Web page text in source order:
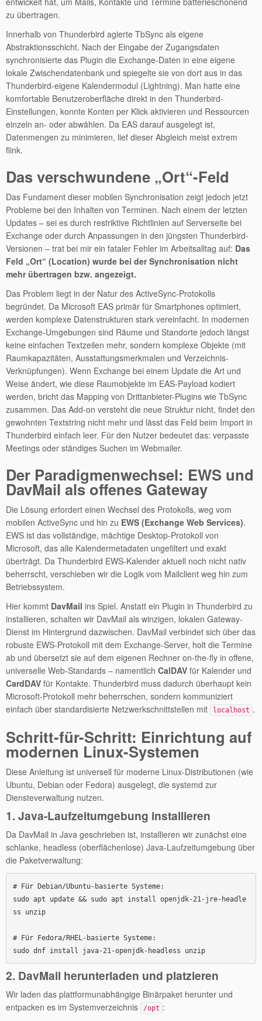
zu übertragen.
Innerhalb von Thunderbird agierte TbSync als eigene
Abstraktionsschicht. Nach der Eingabe der Zugangsdaten
synchronisierte das Plugin die Exchange-Daten in eine eigene
lokale Zwischendatenbank und spiegelte sie von dort aus in das
Thunderbird-eigene Kalendermodul (Lightning). Man hatte eine
komfortable Benutzeroberfläche direkt in den Thunderbird-
Einstellungen, konnte Konten per Klick aktivieren und Ressourcen
einzeln an- oder abwählen. Da EAS darauf ausgelegt ist,
Datenmengen zu minimieren, lief dieser Abgleich meist extrem
flink.
Das verschwundene „Ort“-Feld
Das Fundament dieser mobilen Synchronisation zeigt jedoch jetzt
Probleme bei den Inhalten von Terminen. Nach einem der letzten
Updates – sei es durch restriktive Richtlinien auf Serverseite bei
Exchange oder durch Anpassungen in den jüngsten Thunderbird-
Versionen – trat bei mir ein fataler Fehler im Arbeitsalltag auf: Das
Feld „Ort“ (Location) wurde bei der Synchronisation nicht
mehr übertragen bzw. angezeigt.
Das Problem liegt in der Natur des ActiveSync-Protokolls
begründet. Da Microsoft EAS primär für Smartphones optimiert,
werden komplexe Datenstrukturen stark vereinfacht. In modernen
Exchange-Umgebungen sind Räume und Standorte jedoch längst
keine einfachen Textzeilen mehr, sondern komplexe Objekte (mit
Raumkapazitäten, Ausstattungsmerkmalen und Verzeichnis-
Verknüpfungen). Wenn Exchange bei einem Update die Art und
Weise ändert, wie diese Raumobjekte im EAS-Payload kodiert
werden, bricht das Mapping von Drittanbieter-Plugins wie TbSync
zusammen. Das Add-on versteht die neue Struktur nicht, findet den
gewohnten Textstring nicht mehr und lässt das Feld beim Import in
Thunderbird einfach leer. Für den Nutzer bedeutet das: verpasste
Meetings oder ständiges Suchen im Webmailer.
Der Paradigmenwechsel: EWS und
DavMail als offenes Gateway
Die Lösung erfordert einen Wechsel des Protokolls, weg vom
mobilen ActiveSync und hin zu EWS (Exchange Web Services).
EWS ist das vollständige, mächtige Desktop-Protokoll von
Microsoft, das alle Kalendermetadaten ungefiltert und exakt
überträgt. Da Thunderbird EWS-Kalender aktuell noch nicht nativ
beherrscht, verschieben wir die Logik vom Mailclient weg hin zum
Betriebssystem.
Hier kommt DavMail ins Spiel. Anstatt ein Plugin in Thunderbird zu
installieren, schalten wir DavMail als winzigen, lokalen Gateway-
Dienst im Hintergrund dazwischen. DavMail verbindet sich über das
robuste EWS-Protokoll mit dem Exchange-Server, holt die Termine
ab und übersetzt sie auf dem eigenen Rechner on-the-fly in offene,
universelle Web-Standards – namentlich CalDAV für Kalender und
CardDAV für Kontakte. Thunderbird muss dadurch überhaupt kein
Microsoft-Protokoll mehr beherrschen, sondern kommuniziert
einfach über standardisierte Netzwerkschnittstellen mit
localhost .
Schritt-für-Schritt: Einrichtung auf
modernen Linux-Systemen
Diese Anleitung ist universell für moderne Linux-Distributionen (wie
Ubuntu, Debian oder Fedora) ausgelegt, die systemd zur
Diensteverwaltung nutzen.
1. Java-Laufzeitumgebung installieren
Da DavMail in Java geschrieben ist, installieren wir zunächst eine
schlanke, headless (oberflächenlose) Java-Laufzeitumgebung über
die Paketverwaltung:
# Für Debian/Ubuntu-basierte Systeme:
sudo apt update && sudo apt install openjdk-21-jre-headle
ss unzip
# Für Fedora/RHEL-basierte Systeme:
sudo dnf install java-21-openjdk-headless unzip
2. DavMail herunterladen und platzieren
Wir laden das plattformunabhängige Binärpaket herunter und
entpacken es im Systemverzeichnis
/opt :